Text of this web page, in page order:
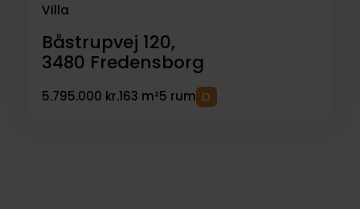
Villa
Båstrupvej 120,
3480 Fredensborg
5.795.000 kr.163 m²5 rum